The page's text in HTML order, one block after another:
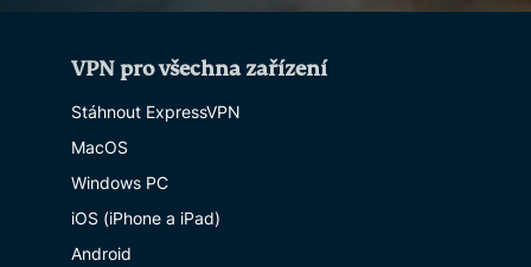
VPN pro všechna zařízení
Stáhnout ExpressVPN
MacOS
Windows PC
iOS (iPhone a iPad)
Android